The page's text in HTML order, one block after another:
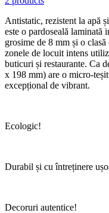
Antistatic, rezistent la apă
este o pardoseală
grosime de 8 mm și o
zonele de locuit intens
buticuri și restaurante. Ca
x 198 mm) are o micro-
excepțional de vibrant.
Ecologic!
Durabil și cu întreținere
Decoruri autentice!